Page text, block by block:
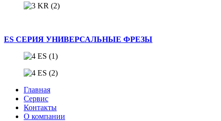
ES СЕРИЯ УНИВЕРСАЛЬНЫЕ ФРЕЗЫ
Главная
Сервис
Контакты
О компании